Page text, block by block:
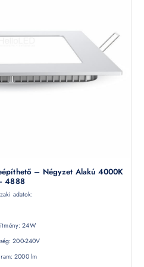
– Négyzet Alakú 4000K
4888
adatok:
24W
200-240V
2000 lm